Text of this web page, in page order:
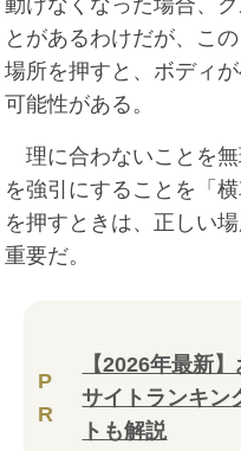
動けなくなった場合、
とがあるわけだが、こ
場所を押すと、ボディ
可能性がある。
理に合わないことを無
を強引にすることを「
を押すときは、正しい
重要だ。
P
R
【2026年最新
サイトランキン
トも解説